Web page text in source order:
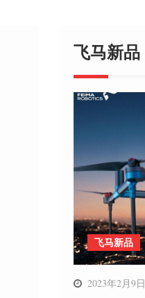
飞马新品
飞马新品
2023年2月9日